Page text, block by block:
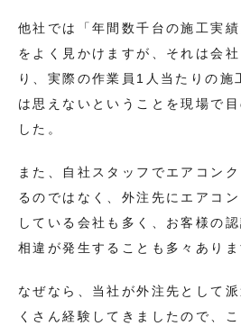
他社では「年間数千台の施工実
をよく見かけますが、それは会
り、実際の作業員1人当たりの施
は思えないということを現場で
した。
また、自社スタッフでエアコン
るのではなく、外注先にエアコ
している会社も多く、お客様の
相違が発生することも多々ありま
なぜなら、当社が外注先として
くさん経験してきましたので、